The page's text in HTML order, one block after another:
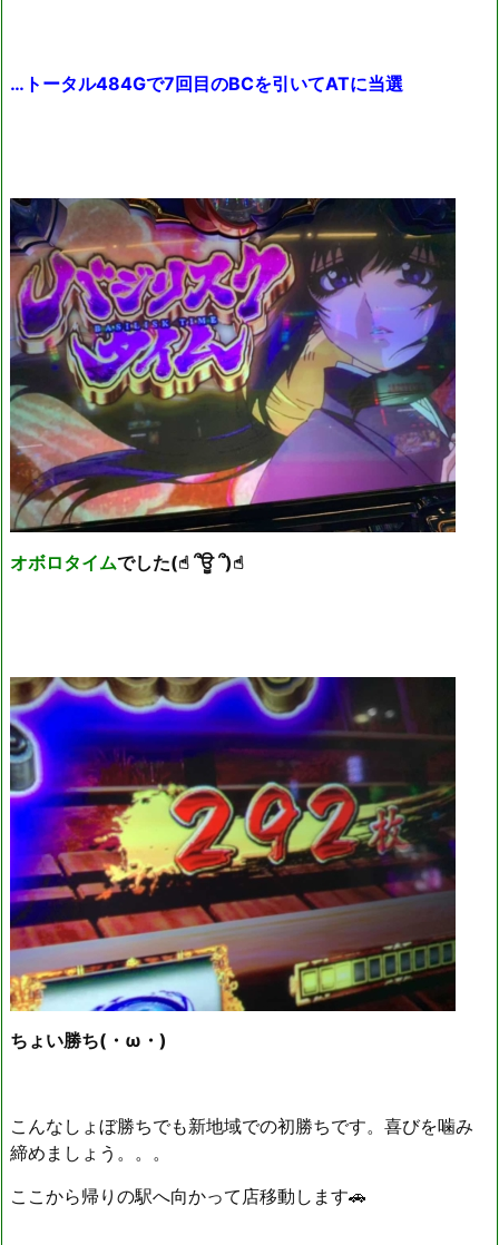
…トータル484Gで7回目のBCを引いてATに当選
オボロタイムでした(☝︎ ՞ਊ ՞)☝︎
ちょい勝ち(・ω・)
こんなしょぼ勝ちでも新地域での初勝ちです。喜びを噛み
締めましょう。。。
ここから帰りの駅へ向かって店移動します🚗